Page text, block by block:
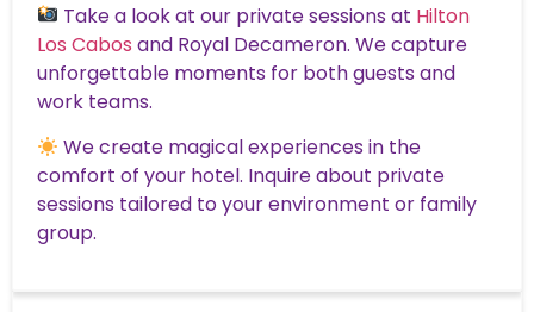
Take a look at our private sessions at Hilton
Los Cabos and Royal Decameron. We capture
unforgettable moments for both guests and
work teams.
We create magical experiences in the
comfort of your hotel. Inquire about private
sessions tailored to your environment or family
group.